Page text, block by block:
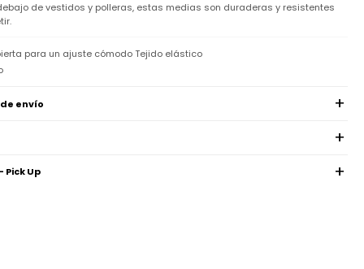
de vestidos y polleras, estas medias son duraderas y resistentes
para un ajuste cómodo Tejido elástico
envío
Up